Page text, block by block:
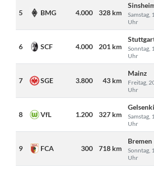
5 BMG 4.000 328 km
Samstag,
Uhr
6 SCF 4.000 201 km
Sonntag,
Uhr
7 SGE 3.800 43 km
Mainz
Freitag,
Uhr
8 VfL 1.200 327 km
Samstag,
Uhr
9 FCA 300 718 km
Bremen
Sonntag,
Uhr